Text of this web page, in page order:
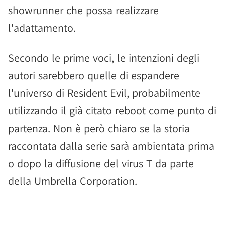
showrunner che possa realizzare
l'adattamento.
Secondo le prime voci, le intenzioni degli
autori sarebbero quelle di espandere
l'universo di Resident Evil, probabilmente
utilizzando il già citato reboot come punto di
partenza. Non è però chiaro se la storia
raccontata dalla serie sarà ambientata prima
o dopo la diffusione del virus T da parte
della Umbrella Corporation.